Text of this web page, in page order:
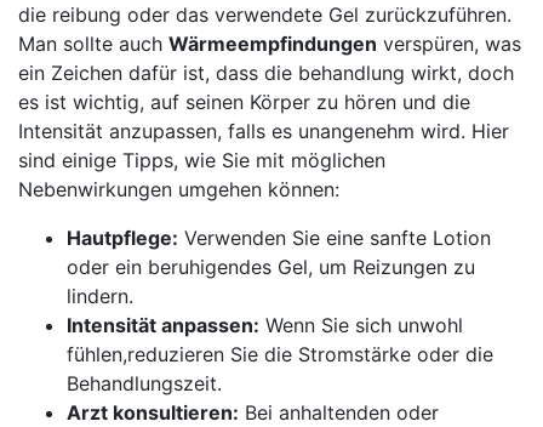
die reibung ‍oder ⁢das verwendete Gel zurückzuführen.
Man sollte auch Wärmeempfindungen ⁣verspüren, was
ein Zeichen dafür ist, ⁢dass die behandlung wirkt, doch
es ist wichtig, auf seinen Körper zu hören⁢ und die
Intensität anzupassen, falls es⁣ unangenehm‍ wird. Hier
sind einige Tipps, ⁤wie ⁢Sie ⁢mit ⁢möglichen
Nebenwirkungen ‍umgehen können:
Hautpflege: Verwenden Sie eine sanfte Lotion
oder ein beruhigendes Gel, um Reizungen zu
lindern.
Intensität anpassen: Wenn Sie sich unwohl
fühlen,reduzieren Sie die Stromstärke oder die
Behandlungszeit.
Arzt konsultieren: Bei anhaltenden oder